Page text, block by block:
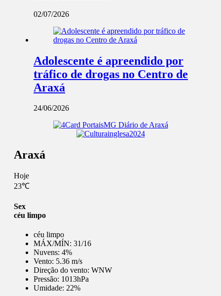
02/07/2026
Adolescente é apreendido por
tráfico de drogas no Centro de
Araxá
24/06/2026
Araxá
Hoje
23℃
Sex
céu limpo
céu limpo
MÁX/MÍN: 31/16
Nuvens: 4%
Vento: 5.36 m/s
Direção do vento: WNW
Pressão: 1013hPa
Umidade: 22%